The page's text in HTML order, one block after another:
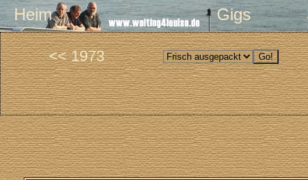
Heim Gigs
<< 1973